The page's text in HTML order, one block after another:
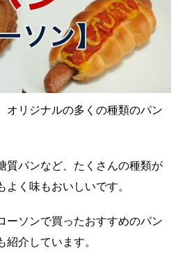
オリジナルの多くの種類のパン
質パンなど、たくさんの種類が
く味もおいしいです。
ーソンで買ったおすすめのパン
紹介しています。